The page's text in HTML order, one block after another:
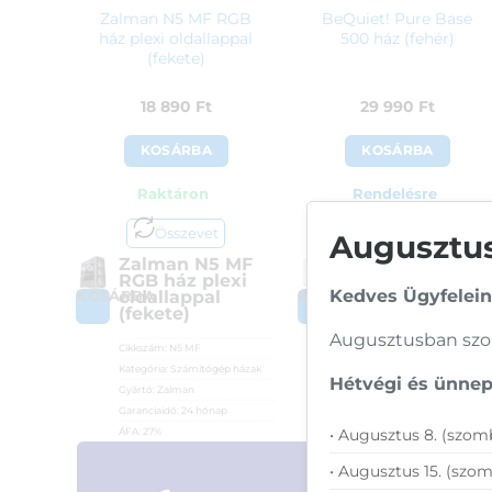
Zalman N5 MF RGB
ház plexi oldallappal
(fekete)
18 890 Ft
KOSÁRBA
Raktáron
Összevet
KOSÁRBA
Zalman N5 MF
RGB ház plexi
oldallappal
(fekete)
Cikkszám: N5 MF
Kategória: Számítógép házak
Gyártó: Zalman
Garanciaidő:
24 hónap
ÁFA:
27%
BeQuiet! Pure Base
500 ház (fehér)
29 990 Ft
KOSÁRBA
Rendelésre
KOSÁRBA
BeQuiet! Pure
(fehér)
Kategória:
Garanciaidő:
36 hónap
Azonosító:36000
29 990Ft
Kedves
Augusztusban
Hétvégi és
• Augusztus 8.
• Augusztus 15.